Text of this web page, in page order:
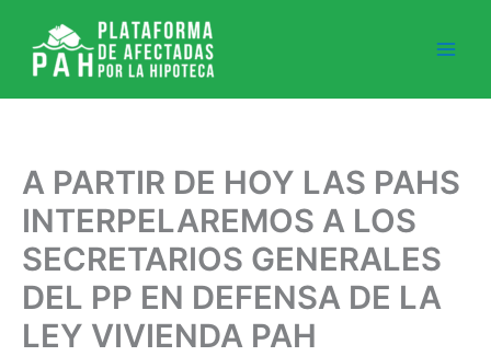
contenido
A PARTIR DE HOY LAS PAHS
INTERPELAREMOS A LOS
SECRETARIOS GENERALES
DEL PP EN DEFENSA DE LA
LEY VIVIENDA PAH